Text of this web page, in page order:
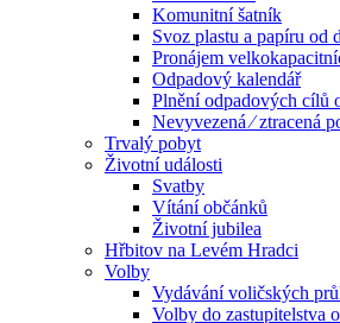
Komunitní šatník
Svoz plastu a papíru od
Pronájem
Odpadový kalendář
Plnění odpadových cílů
Nevyvezená ⁄ ztracená
Trvalý pobyt
Životní události
Svatby
Vítání občánků
Životní jubilea
Hřbitov na Levém Hradci
Volby
Vydávání voličských
Volby do zastupitelstva